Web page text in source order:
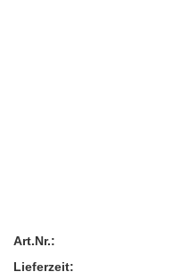
Art.Nr.:
Lieferzeit: